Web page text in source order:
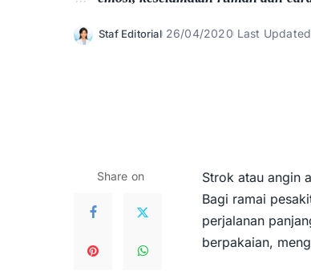
Posted
Staf Editorial 26/04/2020 Last
Share on Strok atau angin
Bagi ramai
perjalanan
berpakaian,